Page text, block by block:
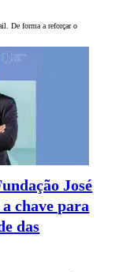
De forma a reforçar o
José
chave para
das